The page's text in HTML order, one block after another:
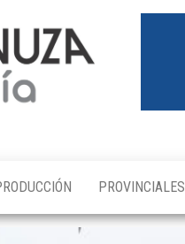
PROVINCIALES